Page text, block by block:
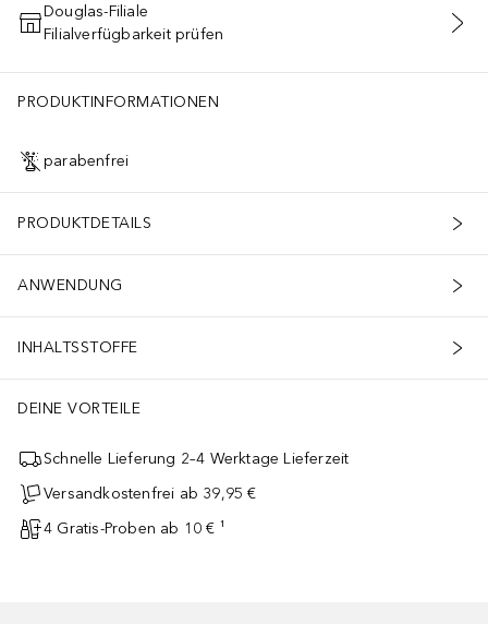
IN DEN WARENKORB
Douglas-Filiale
Filialverfügbarkeit prüfen
PRODUKTINFORMATIONEN
parabenfrei
PRODUKTDETAILS
ANWENDUNG
INHALTSSTOFFE
DEINE VORTEILE
Schnelle Lieferung 2–4 Werktage Lieferzeit
Versandkostenfrei ab 39,95 €
4 Gratis-Proben ab 10 € ¹